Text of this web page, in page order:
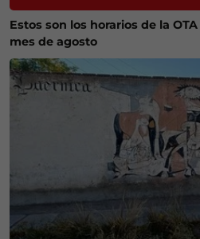
Estos son los horarios de la
mes de agosto